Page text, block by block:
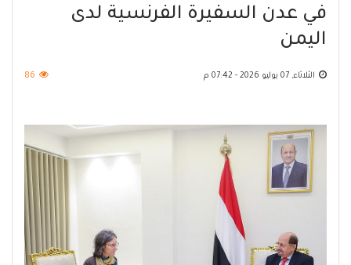
في عدن السفيرة الفرنسية لدى
اليمن
الثلاثاء, 07 يوليو 2026 - 07:42 م 86